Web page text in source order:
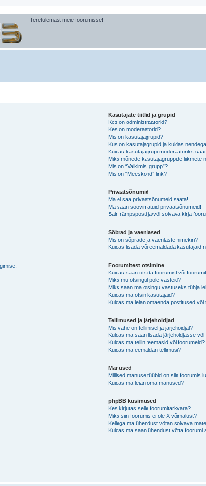
Teretulemast meie foorumisse!
Kasutajate tiitlid ja grupid
Kes on administraatorid?
Kes on moderaatorid?
Mis on kasutajagrupid?
Kus on kasutajagrupid ja kuidas
Kuidas kasutajagrupi moderaatoriks
Miks mõnede kasutajagruppide liikmete
Mis on “Vaikimisi grupp”?
Mis on “Meeskond” link?
Privaatsõnumid
Ma ei saa privaatsõnumeid saata!
Ma saan soovimatuid privaatsõnumeid!
Sain rämpsposti ja/või solvava kirja
Sõbrad ja vaenlased
Mis on sõprade ja vaenlaste nimekiri?
Kuidas lisada või eemaldada kasutajaid
Foorumitest otsimine
Kuidas saan otsida foorumist või
Miks mu otsingul pole vasteid?
Miks saan ma otsingu vastuseks tühja
Kuidas ma otsin kasutajaid?
Kuidas ma leian omaenda postitused või
Tellimused ja järjehoidjad
Mis vahe on tellimisel ja järjehoidjal?
Kuidas ma saan lisada järjehoidjasse või
Kuidas ma tellin teemasid või foorumeid?
Kuidas ma eemaldan tellimusi?
Manused
Millised manuse tüübid on siin foorumis
Kuidas ma leian oma manused?
phpBB küsimused
Kes kirjutas selle foorumitarkvara?
Miks siin foorumis ei ole X võimalust?
Kellega ma ühendust võtan solvava
Kuidas ma saan ühendust võtta foorumi